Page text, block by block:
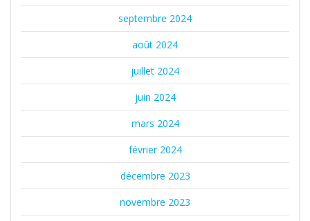
septembre 2024
août 2024
juillet 2024
juin 2024
mars 2024
février 2024
décembre 2023
novembre 2023